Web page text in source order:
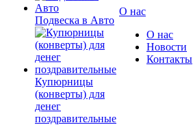
Подвеска в Авто
Купюрницы
(конверты) для
денег
поздравительные
О нас
О нас
Новости
Контакты